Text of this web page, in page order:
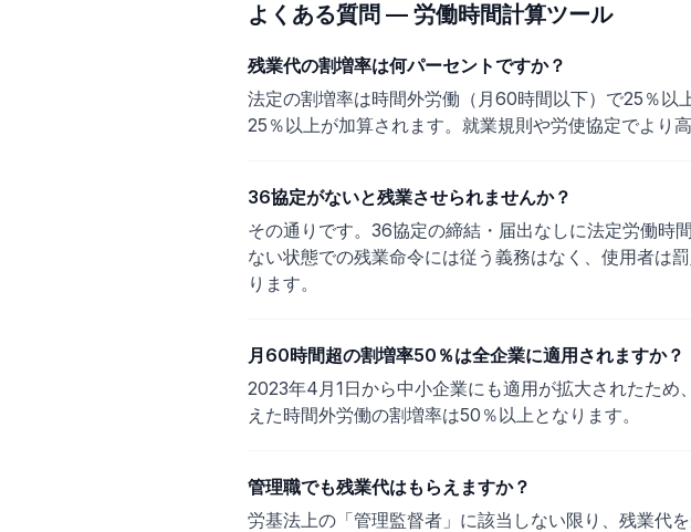
よくある質問 — 労働時間計算ツール
残業代の割増率は何パーセントですか？
法定の割増率は時間外労働（月60時間以下）で25％
25％以上が加算されます。就業規則や労使協定でより
36協定がないと残業させられませんか？
その通りです。36協定の締結・届出なしに法定労働時
ない状態での残業命令には従う義務はなく、使用者は
ります。
月60時間超の割増率50％は全企業に適用されますか？
2023年4月1日から中小企業にも適用が拡大されたた
えた時間外労働の割増率は50％以上となります。
管理職でも残業代はもらえますか？
労基法上の「管理監督者」に該当しない限り、残業代